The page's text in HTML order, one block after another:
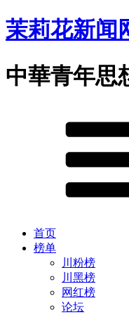
茉莉花新闻
中華青年思
首页
榜单
川粉榜
川黑榜
网红榜
论坛